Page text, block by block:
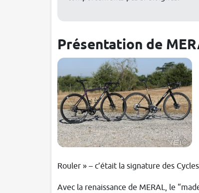
Présentation de
Rouler » – c’était la signature des
Avec la renaissance de MERAL, le